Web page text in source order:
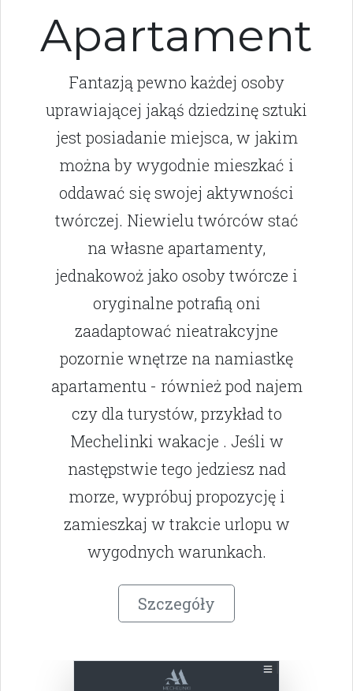
Apartament
Fantazją pewno każdej osoby
uprawiającej jakąś dziedzinę sztuki
jest posiadanie miejsca, w jakim
można by wygodnie mieszkać i
oddawać się swojej aktywności
twórczej. Niewielu twórców stać
na własne apartamenty,
jednakowoż jako osoby twórcze i
oryginalne potrafią oni
zaadaptować nieatrakcyjne
pozornie wnętrze na namiastkę
apartamentu - również pod najem
czy dla turystów, przykład to
Mechelinki wakacje . Jeśli w
następstwie tego jedziesz nad
morze, wypróbuj propozycję i
zamieszkaj w trakcie urlopu w
wygodnych warunkach.
Szczegóły